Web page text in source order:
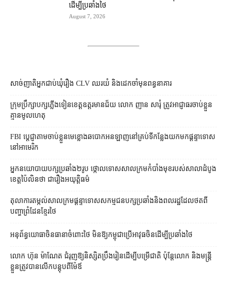
ដើម្បី​ប្រឆាំង​ថៃ ​
August 7, 2026
សាច់ញាតិអ្នកជាប់ឃុំរឿង CLV ឈរយំ និងដេកចាំមុនពន្ធនាគារ
ក្រុមប្រឹក្សា​បក្ស​ភ្លើងទៀន​ខេត្ត​ឧត្ដរមានជ័យ លោក ញាន សារុំ ត្រូវ​អាជ្ញាធរ​ចាប់ខ្លួន​
គ្មាន​មូលហេតុ
FBI ប្ដេជ្ញា​តាម​ចាប់ខ្លួន​មេខ្លោង​ឆបោក​អនឡាញ​នៅ​គ្រប់​ទីកន្លែង​យក​មក​ផ្ដន្ទាទោស​
នៅ​អាមេរិក
អ្នកនយោបាយ​បក្ស​ប្រឆាំង​២​រូប ថ្កោលទោស​សាលក្រម​កំបាំងមុខ​របស់​សាលាដំបូង​
ខេត្ត​ប៉ៃលិន​ថា ជា​រឿង​អយុត្តិធម៌
តុលាការ​តម្កល់​សាលក្រម​ផ្ដន្ទាទោស​សកម្មជន​បក្ស​ប្រឆាំង​និង​ពលរដ្ឋ​ដែល​ថត​ពី​
បញ្ហា​ព្រំដែន​ខ្មែរ​ថៃ
អនុព័ន្ធយោធា​ចិន​ធានា​ចំពោះ​ថៃ មិន​ឱ្យ​កម្ពុជា​ប្រើ​អាវុធ​ចិន​ដើម្បី​ប្រឆាំង​ថៃ ​
លោក ហ៊ុន ម៉ាណែត ជំរុញ​ឱ្យ​និស្សិត​ប្រឹងរៀន​ដើម្បី​បម្រើ​ជាតិ ប៉ុន្តែ​លោក និង​មន្ត្រី​​
ខ្លួន​ត្រូវ​បាន​លើក​បន្តុប​ពី​ម៉ែឪ